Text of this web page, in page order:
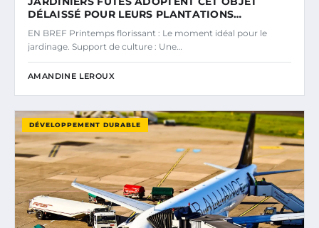
DÉLAISSÉ POUR LEURS PLANTATIONS…
EN BREF Printemps florissant : Le moment idéal pour le
jardinage. Support de culture : Une…
AMANDINE LEROUX
DÉVELOPPEMENT DURABLE